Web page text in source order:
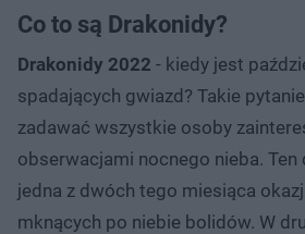
Co to są Drakonidy?
Drakonidy 2022 - kiedy jest
spadających gwiazd? Takie
zadawać wszystkie osoby
obserwacjami nocnego nieba.
jedna z dwóch tego miesiąca
mknących po niebie bolidów. W